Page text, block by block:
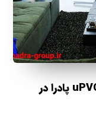
قیمت درب و پنجره دوجداره uPVC پادرا در